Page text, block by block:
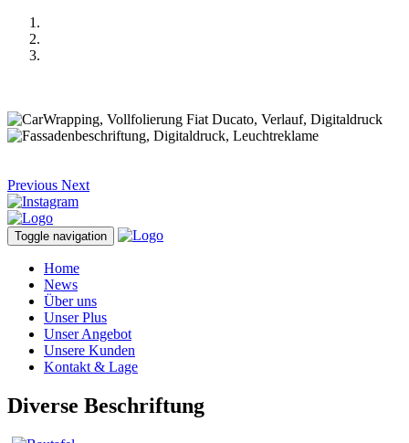
Previous Next
Toggle navigation
Home
News
Über uns
Unser Plus
Unser Angebot
Unsere Kunden
Kontakt & Lage
Diverse Beschriftung